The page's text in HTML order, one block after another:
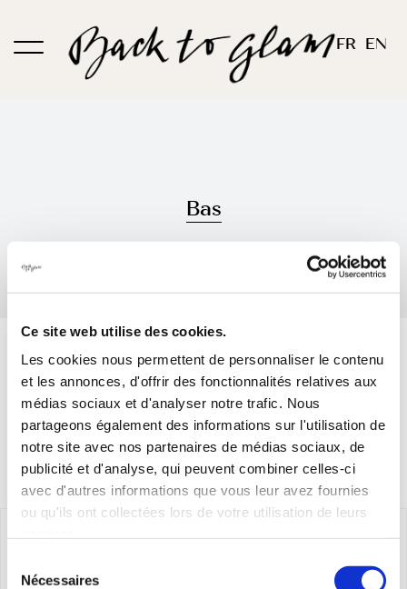
Ce site web utilise des cookies.
Les cookies nous permettent de personnaliser le contenu
et les annonces, d'offrir des fonctionnalités relatives aux
médias sociaux et d'analyser notre trafic. Nous
partageons également des informations sur l'utilisation de
notre site avec nos partenaires de médias sociaux, de
publicité et d'analyse, qui peuvent combiner celles-ci
avec d'autres informations que vous leur avez fournies
ou qu'ils ont collectées lors de votre utilisation de leurs
Nécessaires
au
FR EN
Bas
Trier parCommande par défaut
Montrer12 produits